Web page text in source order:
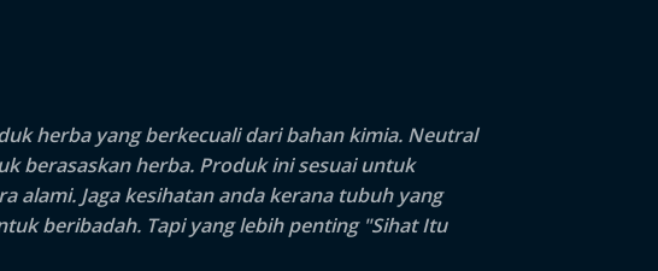
herba yang berkecuali dari bahan kimia. Neutral
berasaskan herba. Produk ini sesuai untuk
alami. Jaga kesihatan anda kerana tubuh yang
beribadah. Tapi yang lebih penting "Sihat Itu